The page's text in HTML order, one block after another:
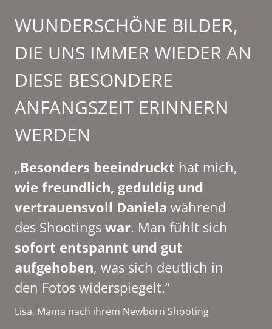
WUNDERSCHÖNE BILDER,
DIE UNS IMMER WIEDER AN
DIESE BESONDERE
ANFANGSZEIT ERINNERN
WERDEN
„Besonders beeindruckt hat mich,
wie freundlich, geduldig und
vertrauensvoll Daniela während
des Shootings war. Man fühlt sich
sofort entspannt und gut
aufgehoben, was sich deutlich in
den Fotos widerspiegelt.“
Lisa, Mama nach ihrem Newborn Shooting